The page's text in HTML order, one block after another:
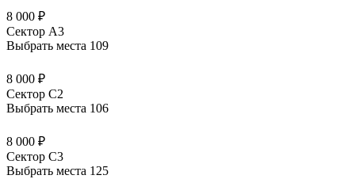
8 000 ₽
Сектор A3
Выбрать места 109
8 000 ₽
Сектор C2
Выбрать места 106
8 000 ₽
Сектор C3
Выбрать места 125